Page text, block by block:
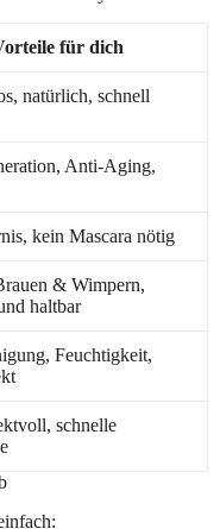
für dich
natürlich, schnell
Anti-Aging,
kein Mascara nötig
& Wimpern,
haltbar
Feuchtigkeit,
schnelle